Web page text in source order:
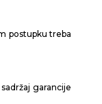
postupku treba
garancije